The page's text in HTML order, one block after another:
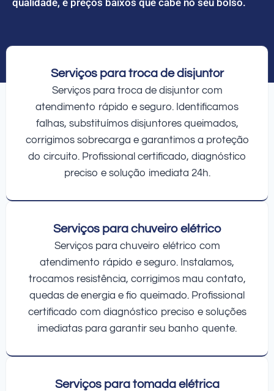
Serviços para troca de disjuntor
Serviços para troca de disjuntor com
atendimento rápido e seguro. Identificamos
falhas, substituímos disjuntores queimados,
corrigimos sobrecarga e garantimos a proteção
do circuito. Profissional certificado, diagnóstico
preciso e solução imediata 24h.
Serviços para chuveiro elétrico
Serviços para chuveiro elétrico com
atendimento rápido e seguro. Instalamos,
trocamos resistência, corrigimos mau contato,
quedas de energia e fio queimado. Profissional
certificado com diagnóstico preciso e soluções
imediatas para garantir seu banho quente.
Serviços para tomada elétrica